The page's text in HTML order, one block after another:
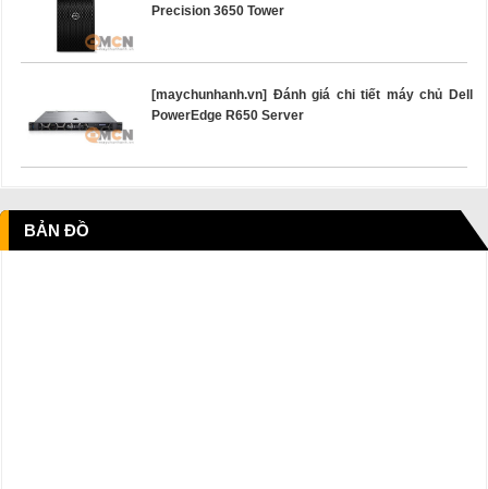
Precision 3650 Tower
[maychunhanh.vn] Đánh giá chi tiết máy chủ Dell
PowerEdge R650 Server
BẢN ĐỒ